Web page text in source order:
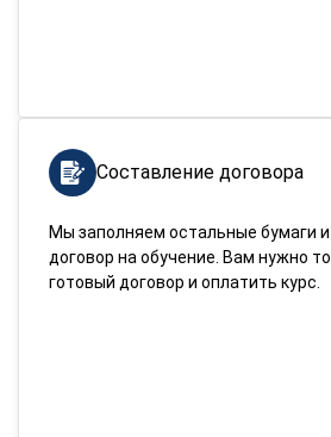
Составление договора
Мы заполняем остальные бумаги
договор на обучение. Вам нужно
готовый договор и оплатить курс.